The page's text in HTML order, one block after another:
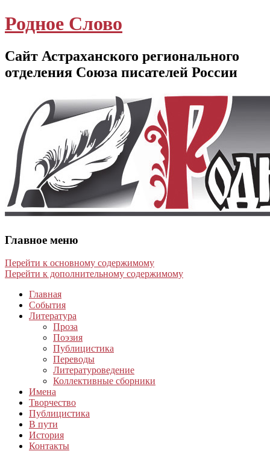
Родное Слово
Сайт Астраханского регионального
отделения Союза писателей России
Главное меню
Перейти к основному содержимому
Перейти к дополнительному содержимому
Главная
События
Литература
Проза
Поэзия
Публицистика
Переводы
Литературоведение
Коллективные сборники
Имена
Творчество
Публицистика
В пути
История
Контакты